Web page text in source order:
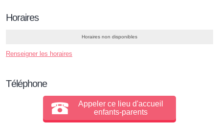
Horaires
Horaires non disponibles
Renseigner les horaires
Téléphone
Appeler ce lieu d'accueil
enfants-parents